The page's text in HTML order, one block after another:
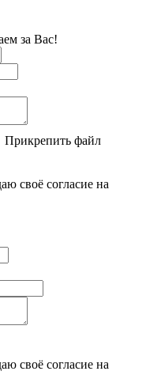
за Вас!
Прикрепить файл
своё согласие на
своё согласие на